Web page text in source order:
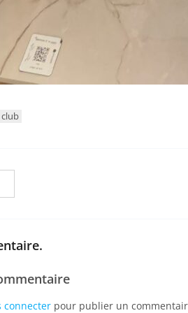
connecter pour publier un